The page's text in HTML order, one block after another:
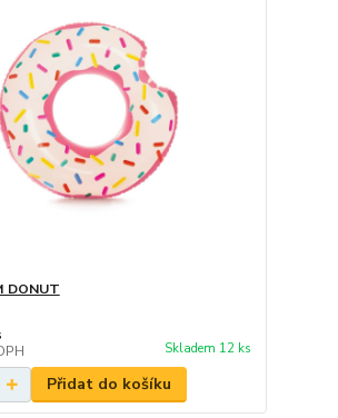
DONUT
Skladem 12 ks
Přidat do košíku